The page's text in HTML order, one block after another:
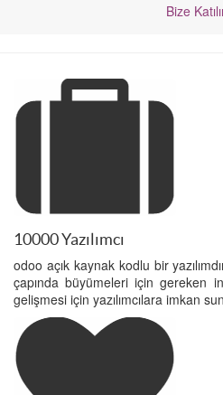
Bize
10000 Yazılımcı
odoo açık kaynak kodlu bir
çapında büyümeleri için gereken
gelişmesi için yazılımcılara imkan